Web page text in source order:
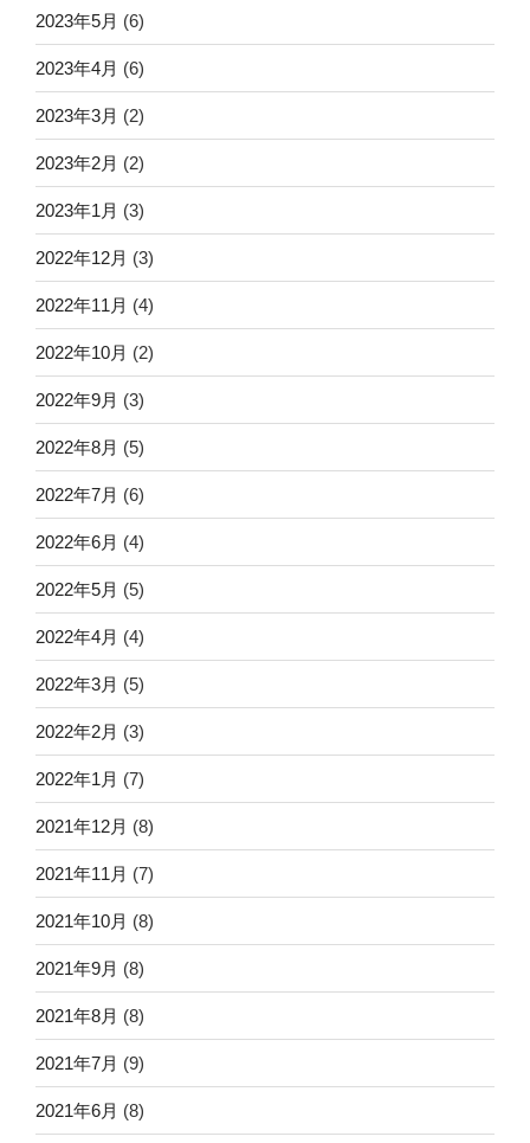
2023年5月 (6)
2023年4月 (6)
2023年3月 (2)
2023年2月 (2)
2023年1月 (3)
2022年12月 (3)
2022年11月 (4)
2022年10月 (2)
2022年9月 (3)
2022年8月 (5)
2022年7月 (6)
2022年6月 (4)
2022年5月 (5)
2022年4月 (4)
2022年3月 (5)
2022年2月 (3)
2022年1月 (7)
2021年12月 (8)
2021年11月 (7)
2021年10月 (8)
2021年9月 (8)
2021年8月 (8)
2021年7月 (9)
2021年6月 (8)